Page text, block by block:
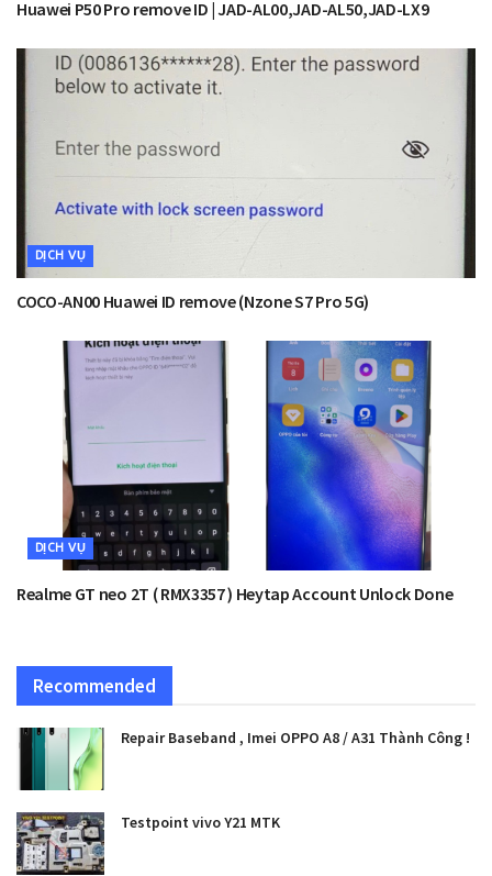
Huawei P50 Pro remove ID | JAD-AL00,JAD-AL50,JAD-LX9
DỊCH VỤ
COCO-AN00 Huawei ID remove (Nzone S7 Pro 5G)
DỊCH VỤ
Realme GT neo 2T ( RMX3357 ) Heytap Account Unlock Done
Recommended
Repair Baseband , Imei OPPO A8 / A31 Thành Công !
Testpoint vivo Y21 MTK